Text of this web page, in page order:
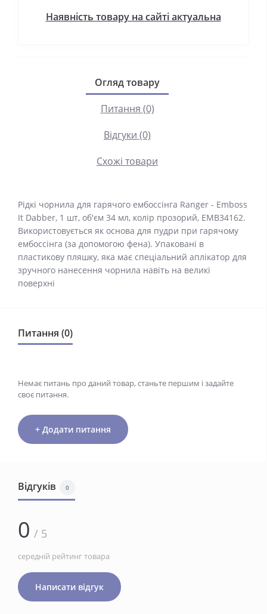
Наявність товару на сайті актуальна
Огляд товару
Питання (0)
Відгуки (0)
Схожі товари
Рідкі чорнила для гарячого ембоссінга Ranger - Emboss
It Dabber, 1 шт, об'єм 34 мл, колір прозорий, EMB34162.
Використовується як основа для пудри при гарячому
ембоссінга (за допомогою фена). Упаковані в
пластикову пляшку, яка має спеціальний аплікатор для
зручного нанесення чорнила навіть на великі
поверхні
Питання (0)
Немає питань про даний товар, станьте першим і задайте
своє питання.
+ Додати питання
Відгуків 0
0 / 5
середній рейтинг товара
Написати відгук